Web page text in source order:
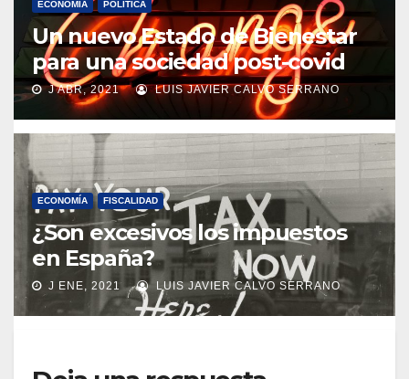
ECONOMÍA POLÍTICA
Un nuevo Estado de Bienestar
para una sociedad post-covid
J ABR, 2021 LUIS JAVIER CALVO SERRANO
ECONOMÍA FISCALIDAD
¿Son excesivos los impuestos
en España?
J ENE, 2021 LUIS JAVIER CALVO SERRANO